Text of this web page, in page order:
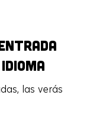
las verás
las verás